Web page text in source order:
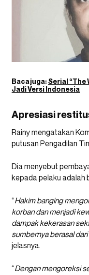
Baca juga:Serial “The
Jadi Versi Indonesia
Apresiasi
Rainy mengatakan
putusan Pengadilan
Dia menyebut
kepada pelaku adalah
“Hakim banging
korban dan menjadi
dampak kekerasan
sumbernya berasal
jelasnya.
“Dengan mengoreksi